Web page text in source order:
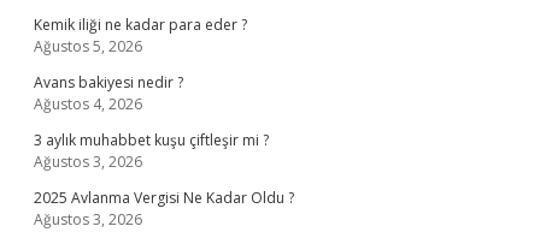
Kemik iliği ne kadar para eder ?
Ağustos 5, 2026
Avans bakiyesi nedir ?
Ağustos 4, 2026
3 aylık muhabbet kuşu çiftleşir mi ?
Ağustos 3, 2026
2025 Avlanma Vergisi Ne Kadar Oldu ?
Ağustos 3, 2026